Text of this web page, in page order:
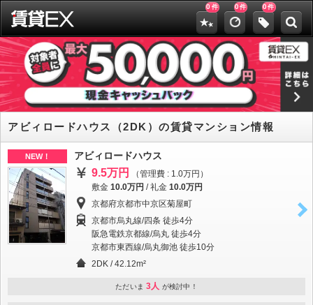
0 件 0件 0件
アビィロードハウス（2DK）の賃貸マンション情報
NEW！ アビィロードハウス
9.5万円
（管理費 : 1.0万円）
敷金 10.0万円 /礼金 10.0万円
京都府京都市中京区菊屋町
京都市烏丸線/四条 徒歩4分
阪急電鉄京都線/烏丸 徒歩4分
京都市東西線/烏丸御池 徒歩10分
2DK / 42.12m²
ただいま 3人 が検討中！